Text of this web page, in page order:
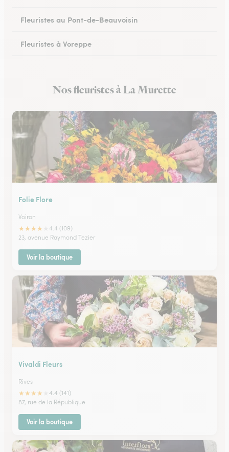
Fleuristes au Pont-de-Beauvoisin
Fleuristes à Voreppe
Fleuristes à Beaurepaire
Nos fleuristes à La Murette
Folie Flore
Voiron
★★★★
4.4 (109)
23, avenue Raymond Tezier
Voir la boutique
Vivaldi Fleurs
Rives
★★★★
4.4 (141)
87, rue de la République
Voir la boutique